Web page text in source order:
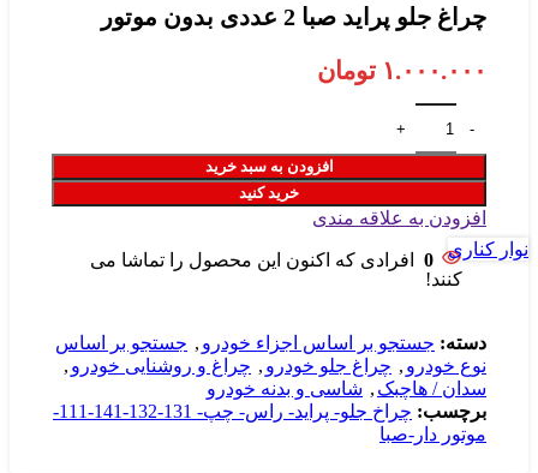
چراغ جلو پراید صبا 2 عددی بدون موتور
۱.۰۰۰.۰۰۰ تومان
افزودن به سبد خرید
خرید کنید
افزودن به علاقه مندی
0
افرادی که اکنون این محصول را تماشا می
کنند!
دسته: جستجو بر اساس اجزاء خودرو , جستجو بر اساس
نوع خودرو , چراغ جلو خودرو , چراغ و روشنایی خودرو ,
سدان / هاچبک , شاسی و بدنه خودرو
برچسب:
چراخ جلو- پراید- راس- چپ- 131-132-141-111-
موتور دار-صبا
نوار کناری